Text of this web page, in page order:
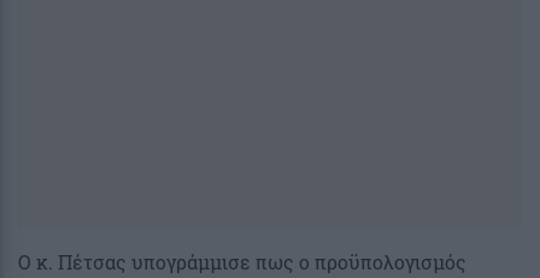
Ο κ. Πέτσας υπογράμμισε πως ο προϋπολογισμός